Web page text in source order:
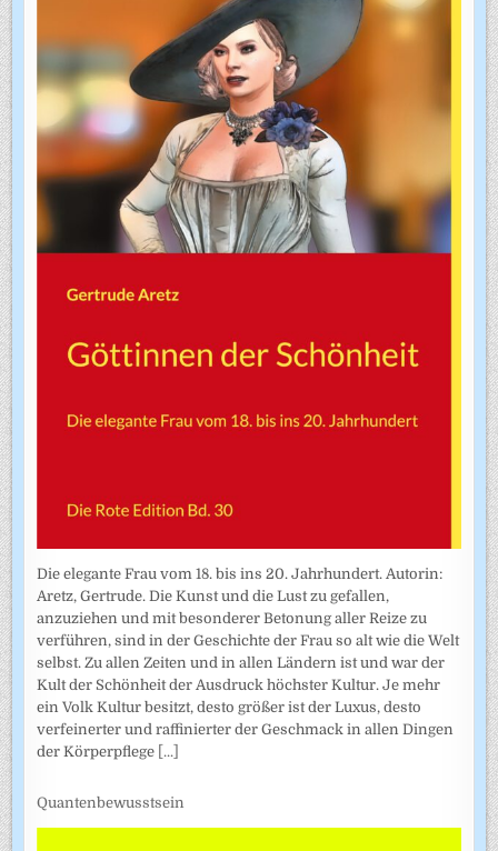
Die elegante Frau vom 18. bis ins 20. Jahrhundert. Autorin:
Aretz, Gertrude. Die Kunst und die Lust zu gefallen,
anzuziehen und mit besonderer Betonung aller Reize zu
verführen, sind in der Geschichte der Frau so alt wie die Welt
selbst. Zu allen Zeiten und in allen Ländern ist und war der
Kult der Schönheit der Ausdruck höchster Kultur. Je mehr
ein Volk Kultur besitzt, desto größer ist der Luxus, desto
verfeinerter und raffinierter der Geschmack in allen Dingen
der Körperpflege [...]
Quantenbewusstsein